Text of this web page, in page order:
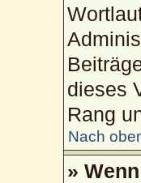
dieses
Rang
Nach
»